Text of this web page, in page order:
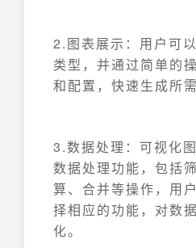
2.图表展示：用户可
类型，并通过简单的
和配置，快速生成所
3.数据处理：可视化
数据处理功能，包括
算、合并等操作，用
择相应的功能，对数
化。